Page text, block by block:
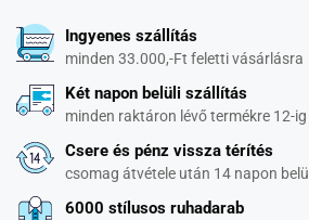
Ingyenes szállítás
minden 33.000,-Ft feletti vásárlásra
Két napon belüli szállítás
minden raktáron lévő termékre 12-ig
Csere és pénz vissza térítés
csomag átvétele után 14 napon belül
6000 stílusos ruhadarab